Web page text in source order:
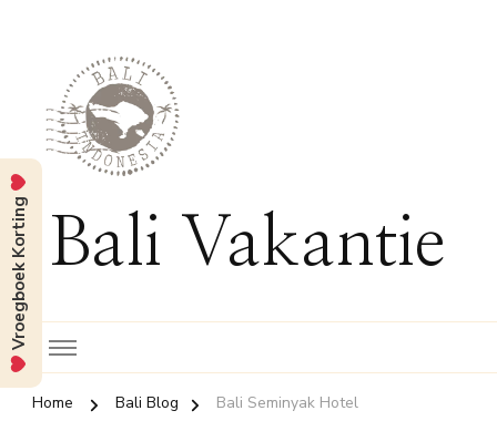
Bali Vakantie
Home Bali Blog Bali Seminyak Hotel
Vroegboek Korting